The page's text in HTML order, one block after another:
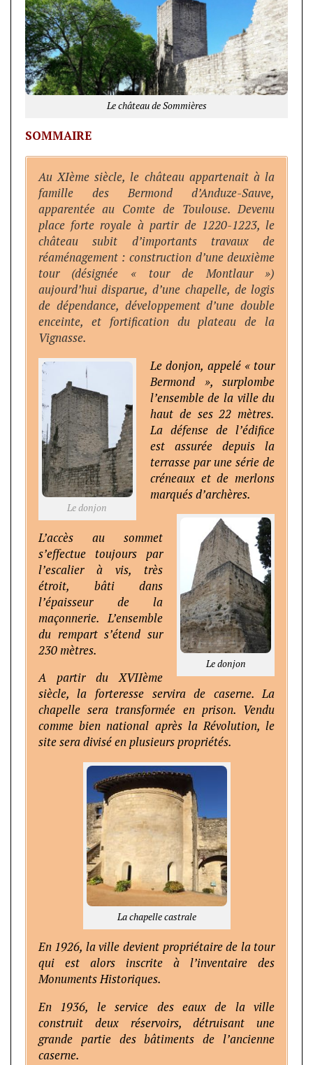
Le château de Sommières
SOMMAIRE
Au XIème siècle, le château appartenait à la
famille des Bermond d’Anduze-Sauve,
apparentée au Comte de Toulouse. Devenu
place forte royale à partir de 1220-1223, le
château subit d’importants travaux de
réaménagement : construction d’une deuxième
tour (désignée « tour de Montlaur »)
aujourd’hui disparue, d’une chapelle, de logis
de dépendance, développement d’une double
enceinte, et fortification du plateau de la
Vignasse.
Le donjon
Le donjon, appelé « tour
Bermond », surplombe
l’ensemble de la ville du
haut de ses 22 mètres.
La défense de l’édifice
est assurée depuis la
terrasse par une série de
créneaux etde merlons
marqués d’archères.
Le donjon
L’accès au sommet
s’effectue toujours par
l’escalier à vis, très
étroit, bâti dans
l’épaisseur de la
maçonnerie. L’ensemble
du rempart s’étend sur
230 mètres.
A partir du XVIIème
siècle, la forteresse servira de caserne. La
chapelle sera transformée en prison. Vendu
comme bien national après la Révolution, le
site sera divisé en plusieurs propriétés.
La chapelle castrale
En 1926, la ville devient propriétaire de la tour
qui est alors inscrite à l’inventaire des
Monuments Historiques.
En 1936, le service des eaux de la ville
construit deux réservoirs, détruisant une
grande partie des bâtiments de l’ancienne
caserne.